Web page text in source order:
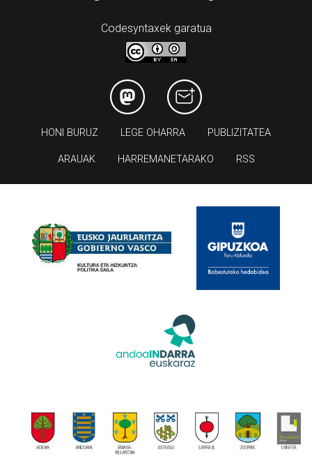
Codesyntaxek garatua
HONI BURUZ LEGE OHARRA PUBLIZITATEA
ARAUAK HARREMANETARAKO RSS